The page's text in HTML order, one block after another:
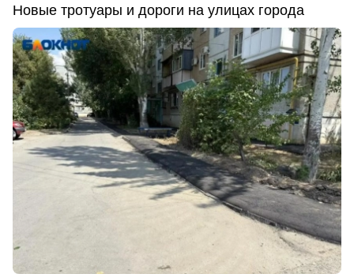
Новые тротуары и дороги на улицах города